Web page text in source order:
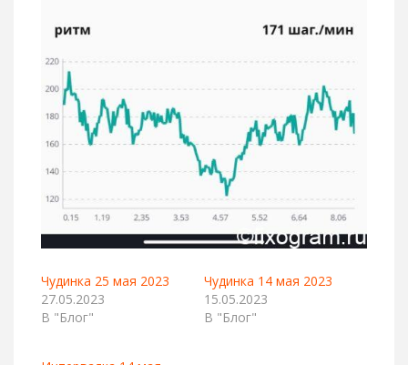
Чудинка 25 мая 2023
27.05.2023
В "Блог"
Чудинка 14 мая 2023
15.05.2023
В "Блог"